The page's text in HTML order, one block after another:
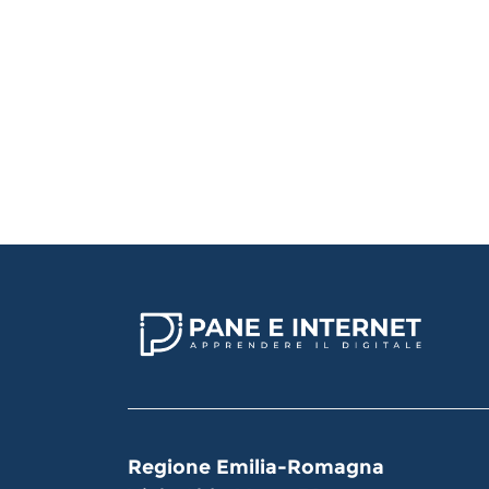
Regione Emilia-Romagna